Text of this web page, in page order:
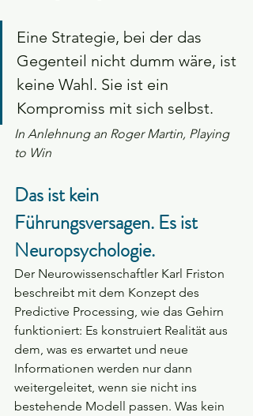
Eine Strategie, bei der das
Gegenteil nicht dumm wäre, ist
keine Wahl. Sie ist ein
Kompromiss mit sich selbst.
In Anlehnung an Roger Martin, Playing
to Win
Das ist kein
Führungsversagen. Es ist
Neuropsychologie.
Der Neurowissenschaftler Karl Friston
beschreibt mit dem Konzept des
Predictive Processing, wie das Gehirn
funktioniert: Es konstruiert Realität aus
dem, was es erwartet und neue
Informationen werden nur dann
weitergeleitet, wenn sie nicht ins
bestehende Modell passen. Was kein